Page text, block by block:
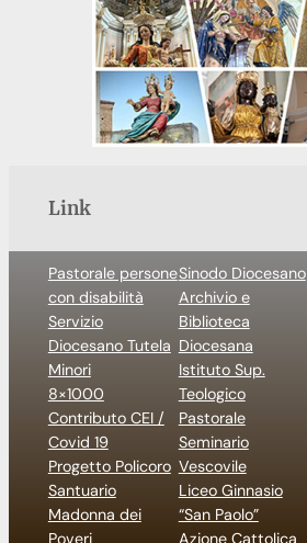
Link
Pastorale persone
con disabilità
Servizio
Diocesano Tutela
Minori
8×1000
Contributo CEI /
Covid 19
Progetto Policoro
Santuario
Madonna dei
Poveri
Sinodo Diocesano
Archivio e
Biblioteca
Diocesana
Istituto Sup.
Teologico
Pastorale
Seminario
Vescovile
Liceo Ginnasio
“San Paolo”
Azione Cattolica